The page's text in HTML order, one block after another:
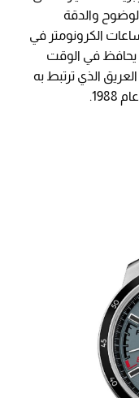
والدقة
الكرونومتر في
في الوقت
الذي ترتبط به